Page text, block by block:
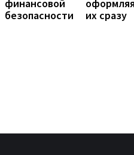
финансовой
безопасности
их сразу